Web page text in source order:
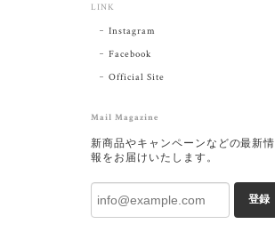
LINK
Instagram
Facebook
Official Site
Mail Magazine
新商品やキャンペーンなどの最新情
報をお届けいたします。
登録